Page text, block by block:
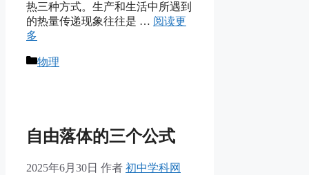
热三种方式。生产和生活中所遇到
的热量传递现象往往是 … 阅读更
多
分
物理
自由落体的三个公式
2025年6月30日 作者 初中学科网